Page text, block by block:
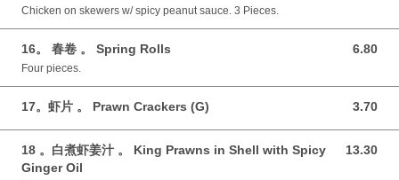
Chicken on skewers w/ spicy peanut sauce. 3 Pieces.
16。 春卷 。 Spring Rolls 6.80
6.80 GBP
Four pieces.
17。虾片 。 Prawn Crackers (G) 3.70
3.70 GBP
18 。白煮虾姜汁 。 King Prawns in Shell with Spicy
Ginger Oil
13.30
13.30 GBP